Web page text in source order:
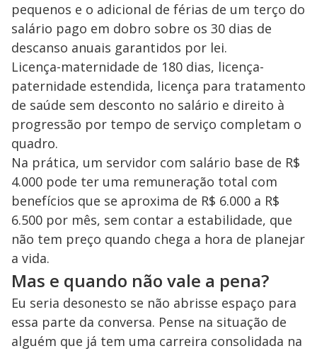
pequenos e o adicional de férias de um terço do
salário pago em dobro sobre os 30 dias de
descanso anuais garantidos por lei.
Licença-maternidade de 180 dias, licença-
paternidade estendida, licença para tratamento
de saúde sem desconto no salário e direito à
progressão por tempo de serviço completam o
quadro.
Na prática, um servidor com salário base de R$
4.000 pode ter uma remuneração total com
benefícios que se aproxima de R$ 6.000 a R$
6.500 por mês, sem contar a estabilidade, que
não tem preço quando chega a hora de planejar
a vida.
Mas e quando não vale a pena?
Eu seria desonesto se não abrisse espaço para
essa parte da conversa. Pense na situação de
alguém que já tem uma carreira consolidada na